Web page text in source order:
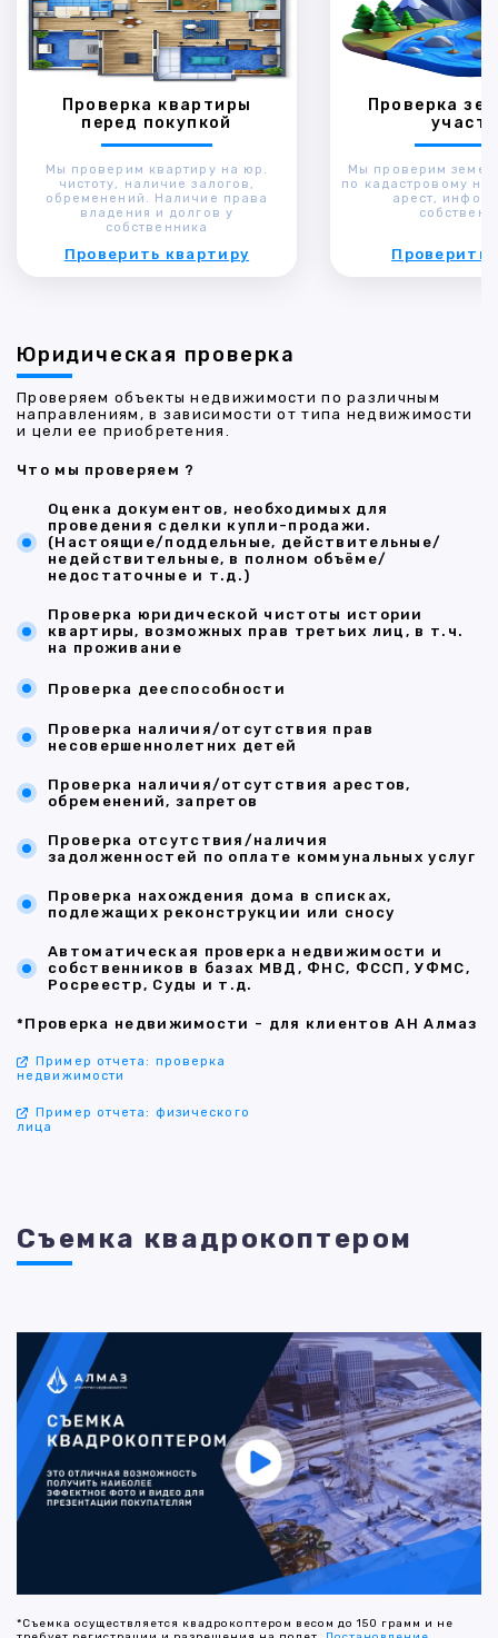
Проверка квартиры
перед покупкой
Мы проверим квартиру на юр.
чистоту, наличие залогов,
обременений. Наличие права
владения и долгов у
собственника
Проверить квартиру
Проверка
Мы проверим
по кадастровому
арест,
Проверить
Юридическая проверка
Проверяем объекты недвижимости по различным
направлениям, в зависимости от типа недвижимости
и цели ее приобретения.
Что мы проверяем ?
Оценка документов, необходимых для
проведения сделки купли-продажи.
(Настоящие/поддельные, действительные/
недействительные, в полном объёме/
недостаточные и т.д.)
Проверка юридической чистоты истории
квартиры, возможных прав третьих лиц, в т.ч.
на проживание
Проверка дееспособности
Проверка наличия/отсутствия прав
несовершеннолетних детей
Проверка наличия/отсутствия арестов,
обременений, запретов
Проверка отсутствия/наличия
задолженностей по оплате коммунальных услуг
Проверка нахождения дома в списках,
подлежащих реконструкции или сносу
Автоматическая проверка недвижимости и
собственников в базах МВД, ФНС, ФССП, УФМС,
Росреестр, Суды и т.д.
*Проверка недвижимости - для клиентов АН Алмаз
Пример отчета: проверка
недвижимости
Пример отчета: физического
лица
Съемка квадрокоптером
*Съемка осуществляется квадрокоптером весом до 150 грамм и не